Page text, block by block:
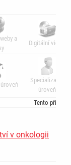
a
Digitální video
Specializační
úroveň
Tento
v onkologii